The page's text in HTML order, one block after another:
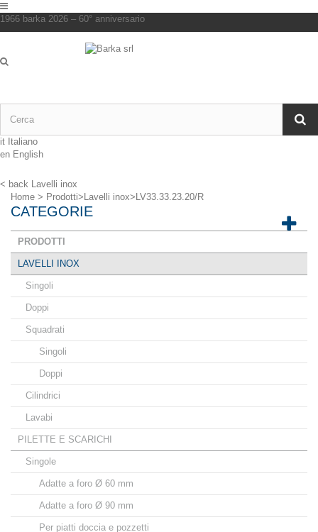
1966 barka 2026 – 60° anniversario
it Italiano
en English
< back Lavelli inox
Home > Prodotti> Lavelli inox> LV33.33.23.20/R
CATEGORIE
PRODOTTI
LAVELLI INOX
Singoli
Doppi
Squadrati
Singoli
Doppi
Cilindrici
Lavabi
PILETTE E SCARICHI
Singole
Adatte a foro Ø 60 mm
Adatte a foro Ø 90 mm
Per piatti doccia e pozzetti